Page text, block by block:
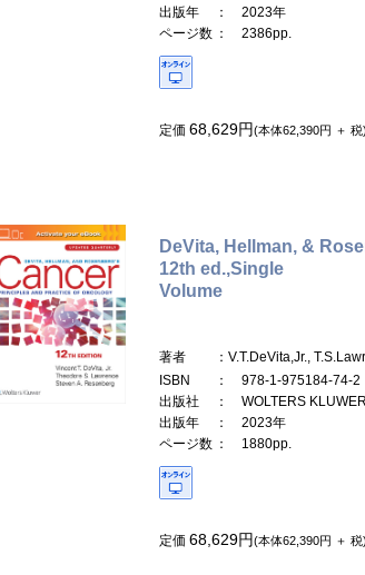
出版年
： 2023年
ページ数 ： 2386pp.
定価 68,629円(本体62,390円 ＋ 税)
DeVita, Hellman, &
12th ed.,Single
Volume
著者
：V.T.DeVita,Jr.,
ISBN
： 978-1-975184-74-2
出版社
： WOLTERS KLUWER
出版年
： 2023年
ページ数 ： 1880pp.
定価 68,629円(本体62,390円 ＋ 税)